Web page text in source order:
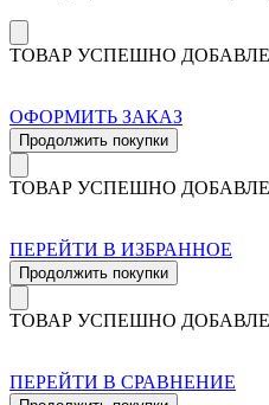
ТОВАР УСПЕШНО
ОФОРМИТЬ ЗАКАЗ
Продолжить покупки
ТОВАР УСПЕШНО
ПЕРЕЙТИ В ИЗБРАННОЕ
Продолжить покупки
ТОВАР УСПЕШНО
ПЕРЕЙТИ В СРАВНЕНИЕ